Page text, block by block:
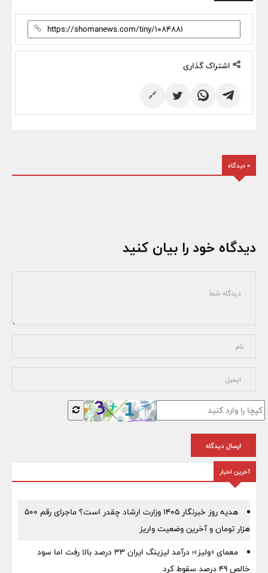
اشتراک گذاری
🔗
0 دیدگاه
دیدگاه خود را بیان کنید
ارسال دیدگاه
آخرین اخبار
هدیه روز خبرنگار ۱۴۰۵ وزارت ارشاد چقدر است؟ ماجرای رقم ۵۰۰
هزار تومان و آخرین وضعیت واریز
معمای «ولیز»؛ درآمد لیزینگ ایران ۳۳ درصد بالا رفت اما سود
خالص ۴۹ درصد سقوط کرد